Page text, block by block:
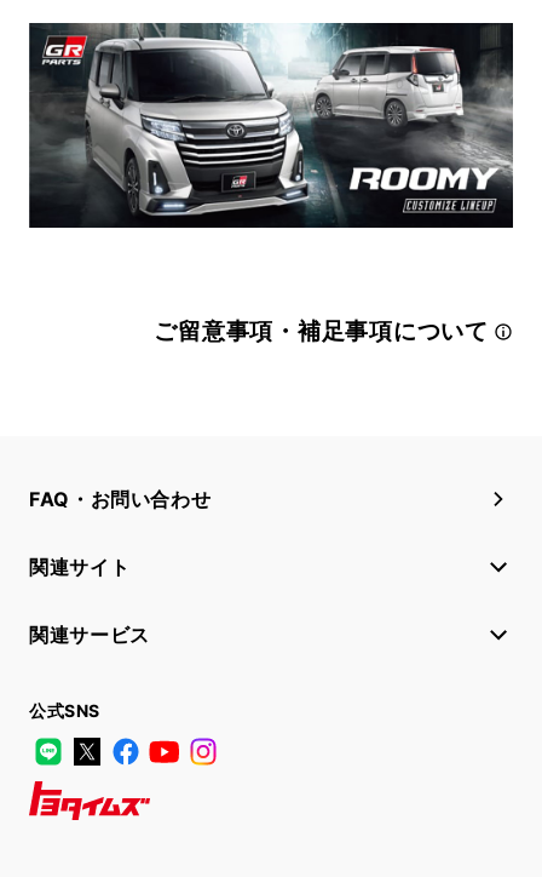
ご留意事項・補足事項について
FAQ・お問い合わせ
関連サイト
関連サービス
公式SNS
LINE
X FacebookYouTube